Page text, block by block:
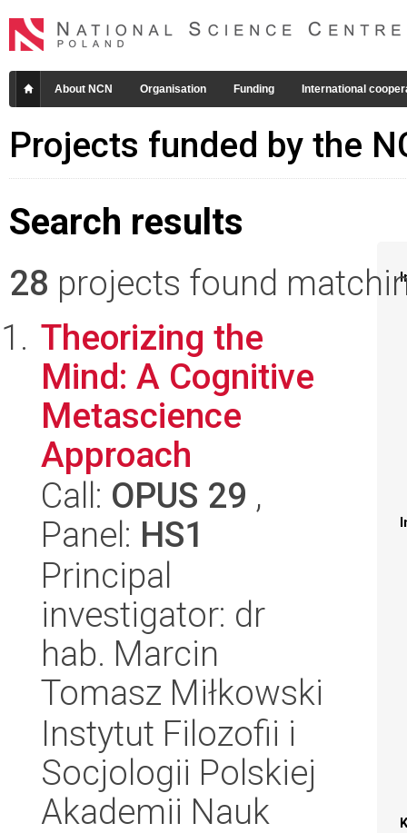
About NCN Organisation Funding International
Projects funded by the
Search results
28 projects found
Theorizing the
Mind: A Cognitive
Metascience
Approach
Call: OPUS 29 ,
Panel: HS1
Principal
investigator: dr
hab. Marcin
Tomasz Miłkowski
Instytut Filozofii i
Socjologii Polskiej
Akademii Nauk